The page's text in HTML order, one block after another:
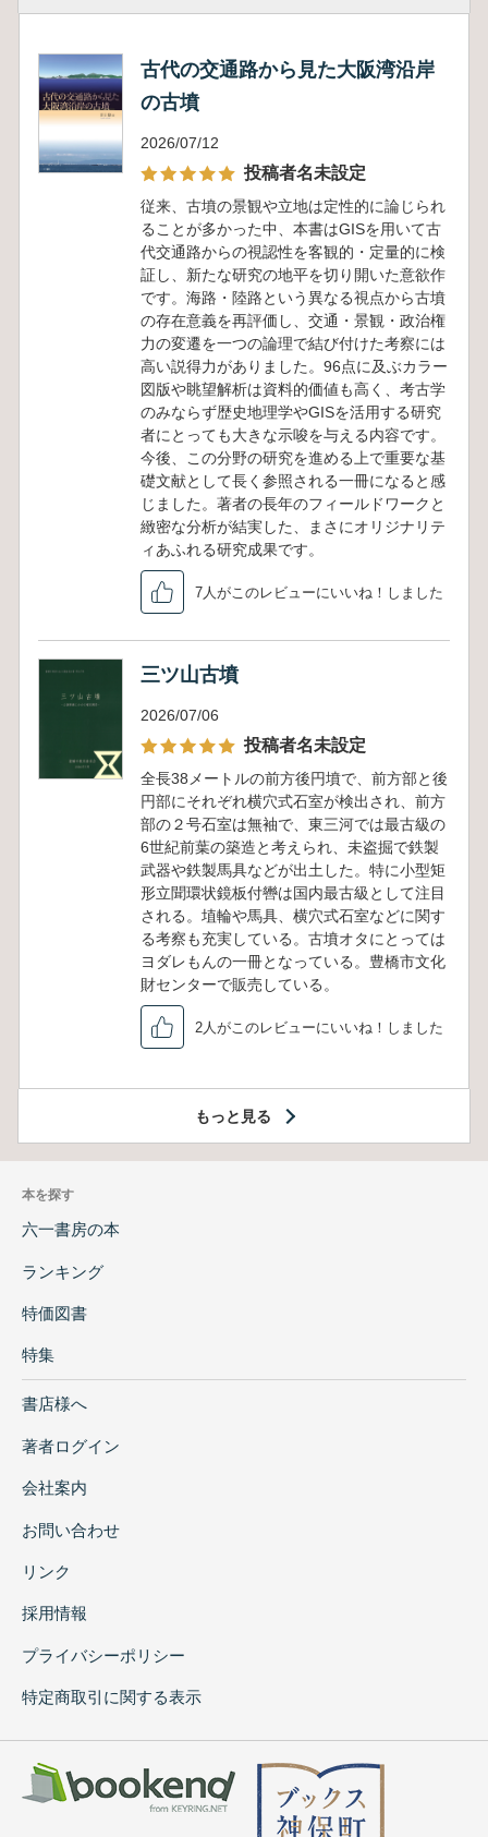
古代の交通路から見た大阪湾沿岸
の古墳
2026/07/12
投稿者名未設定
従来、古墳の景観や立地は定性的に論じられ
ることが多かった中、本書はGISを用いて古
代交通路からの視認性を客観的・定量的に検
証し、新たな研究の地平を切り開いた意欲作
です。海路・陸路という異なる視点から古墳
の存在意義を再評価し、交通・景観・政治権
力の変遷を一つの論理で結び付けた考察には
高い説得力がありました。96点に及ぶカラー
図版や眺望解析は資料的価値も高く、考古学
のみならず歴史地理学やGISを活用する研究
者にとっても大きな示唆を与える内容です。
今後、この分野の研究を進める上で重要な基
礎文献として長く参照される一冊になると感
じました。著者の長年のフィールドワークと
緻密な分析が結実した、まさにオリジナリテ
ィあふれる研究成果です。
7人がこのレビューにいいね！しました
三ツ山古墳
2026/07/06
投稿者名未設定
全長38メートルの前方後円墳で、前方部と後
円部にそれぞれ横穴式石室が検出され、前方
部の２号石室は無袖で、東三河では最古級の
6世紀前葉の築造と考えられ、未盗掘で鉄製
武器や鉄製馬具などが出土した。特に小型矩
形立聞環状鏡板付轡は国内最古級として注目
される。埴輪や馬具、横穴式石室などに関す
る考察も充実している。古墳オタにとっては
ヨダレもんの一冊となっている。豊橋市文化
財センターで販売している。
2人がこのレビューにいいね！しました
もっと見る
本を探す
六一書房の本
ランキング
特価図書
特集
書店様へ
著者ログイン
会社案内
お問い合わせ
リンク
採用情報
プライバシーポリシー
特定商取引に関する表示